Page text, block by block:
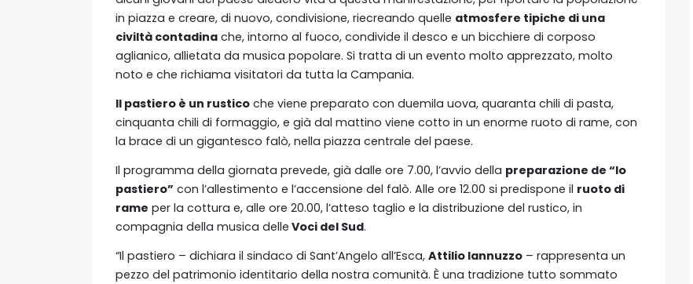
in piazza e creare, di nuovo, condivisione, riecreando quelle atmosfere tipiche di una
civiltà contadina che, intorno al fuoco, condivide il desco e un bicchiere di corposo
aglianico, allietata da musica popolare. Si tratta di un evento molto apprezzato, molto
noto e che richiama visitatori da tutta la Campania.
Il pastiero è un rustico che viene preparato con duemila uova, quaranta chili di pasta,
cinquanta chili di formaggio, e già dal mattino viene cotto in un enorme ruoto di rame, con
la brace di un gigantesco falò, nella piazza centrale del paese.
Il programma della giornata prevede, già dalle ore 7.00, l’avvio della preparazione de “lo
pastiero” con l’allestimento e l’accensione del falò. Alle ore 12.00 si predispone il ruoto di
rame per la cottura e, alle ore 20.00, l’atteso taglio e la distribuzione del rustico, in
compagnia della musica delle Voci del Sud.
“Il pastiero – dichiara il sindaco di Sant’Angelo all’Esca, Attilio Iannuzzo – rappresenta un
pezzo del patrimonio identitario della nostra comunità. È una tradizione tutto sommato